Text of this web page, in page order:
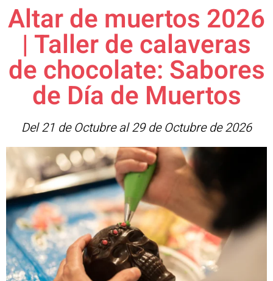
Altar de muertos 2026
| Taller de calaveras
de chocolate: Sabores
de Día de Muertos
Del 21 de Octubre al 29 de Octubre de 2026